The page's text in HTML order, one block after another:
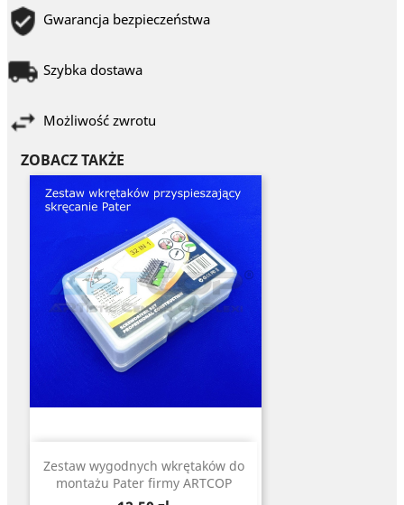
Gwarancja bezpieczeństwa
Szybka dostawa
Możliwość zwrotu
ZOBACZ TAKŻE
Zestaw wygodnych wkrętaków do
montażu Pater firmy ARTCOP